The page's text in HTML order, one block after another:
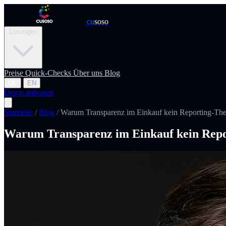
cusoso
Lösungen
Preise Quick-Checks Über uns Blog
EN
Demo anfragen
Startseite / Blog / Warum Transparenz im Einkauf kein Reporting-
Warum Transparenz im Einkauf kein